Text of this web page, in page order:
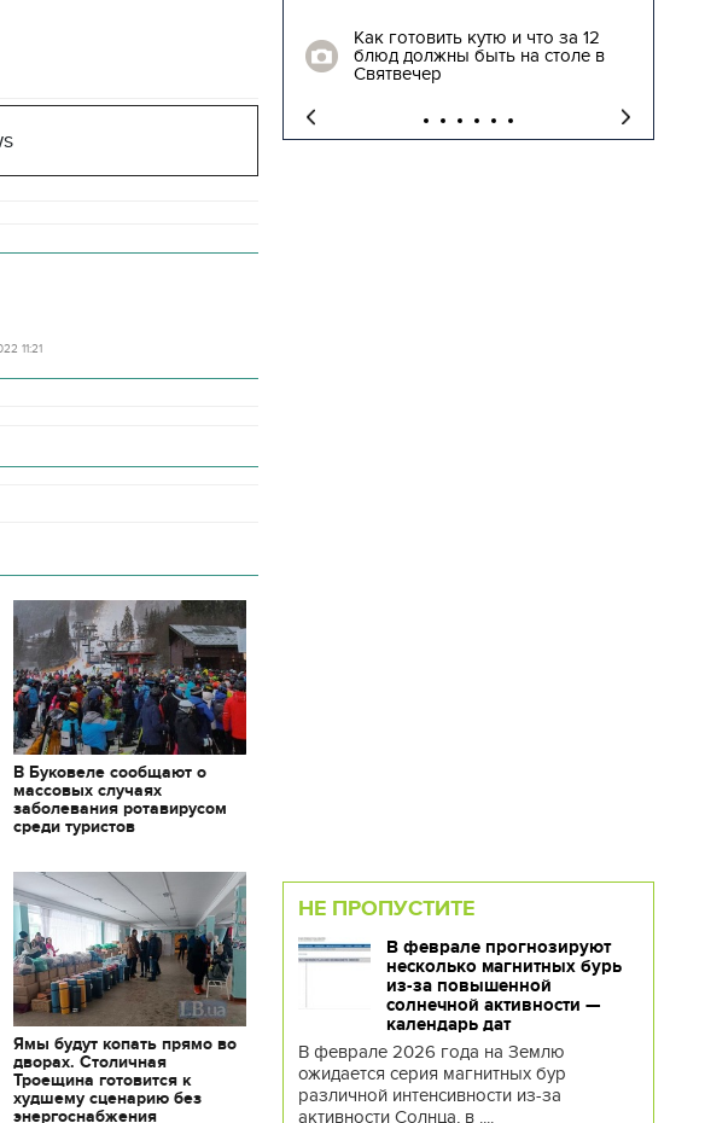
11:21
В Буковеле сообщают о
массовых случаях
заболевания ротавирусом
среди туристов
Ямы будут копать прямо во
дворах. Столичная
Троещина готовится к
худшему сценарию без
энергоснабжения
Как готовить кутю и что за 12
блюд должны быть на столе в
Святвечер
НЕ ПРОПУСТИТЕ
В феврале прогнозируют
несколько магнитных бурь
из-за повышенной
солнечной активности —
календарь дат
В феврале 2026 года на Землю
ожидается серия магнитных бур
различной интенсивности из-за
активности Солнца, в ....